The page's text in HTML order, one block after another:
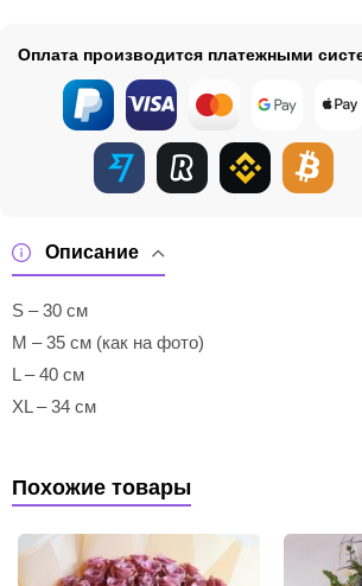
Описание
S – 30 см
M – 35 см (как на фото)
L – 40 см
XL – 34 см
Оплата производится платежными
Похожие товары